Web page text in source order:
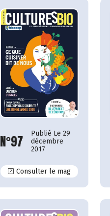
N°97
Publié Le 29
décembre
2017
Consulter le magN°97